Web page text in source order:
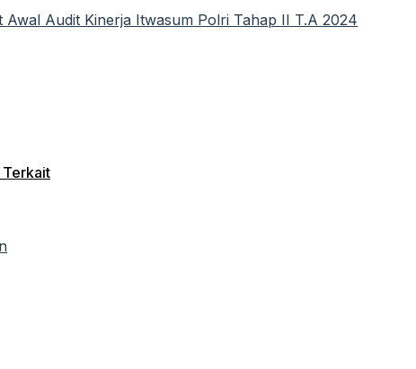
Awal Audit Kinerja Itwasum Polri Tahap II T.A 2024
Terkait